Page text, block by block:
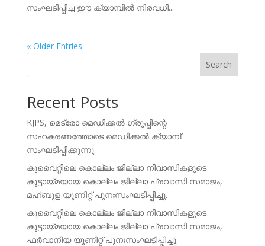
സംഘടിപ്പിച്ച ഈ ക്യാമ്പിൽ നിരവധി...
« Older Entries
Search
Recent Posts
KJPS, മെട്രോ മെഡിക്കൽ ഗ്രൂപ്പിന്റെ
സഹകരണത്തോടെ മെഡിക്കൽ ക്യാമ്പ്
സംഘടിപ്പിക്കുന്നു.
കുവൈറ്റിലെ കൊല്ലം ജില്ലാ നിവാസികളുടെ
കൂട്ടായ്മയായ കൊല്ലം ജില്ലാ പ്രവാസി സമാജം,
മഹ്ബുള യൂണിറ്റ് പുനഃസംഘടിപ്പിച്ചു.
കുവൈറ്റിലെ കൊല്ലം ജില്ലാ നിവാസികളുടെ
കൂട്ടായ്മയായ കൊല്ലം ജില്ലാ പ്രവാസി സമാജം,
ഫർവാനിയ യൂണിറ്റ് പുനഃസംഘടിപ്പിച്ചു.